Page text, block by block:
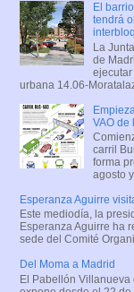
El
tendrá
La
de
urbana 14.06-Moratalaz
VAO de
carril
forma
agosto
Esperanza Aguirre
Este mediodía, la
Esperanza Aguirre ha
sede del Comité
Del Moma a Madrid
El Pabellón